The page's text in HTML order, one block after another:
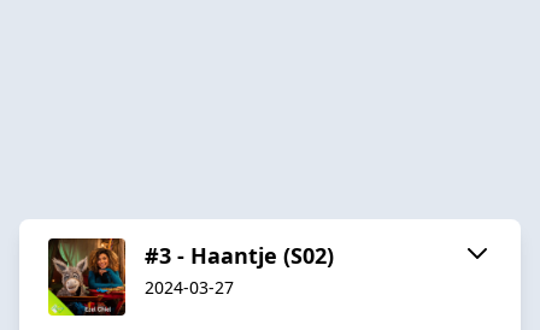
#3 - Haantje (S02)
2024-03-27